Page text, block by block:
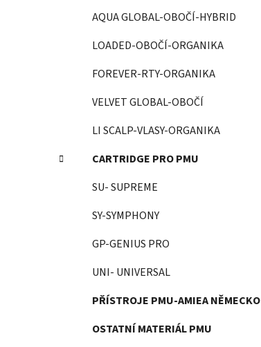
AQUA GLOBAL-OBOČÍ-HYBRID
LOADED-OBOČÍ-ORGANIKA
FOREVER-RTY-ORGANIKA
VELVET GLOBAL-OBOČÍ
LI SCALP-VLASY-ORGANIKA
CARTRIDGE PRO PMU
SU- SUPREME
SY-SYMPHONY
GP-GENIUS PRO
UNI- UNIVERSAL
PŘÍSTROJE PMU-AMIEA NĚMECKO
OSTATNÍ MATERIÁL PMU